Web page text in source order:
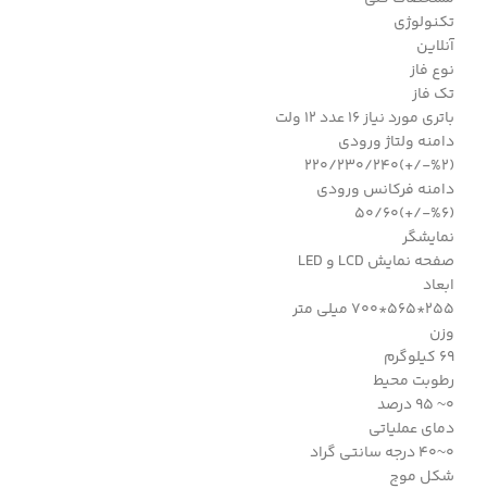
تکنولوژی
آنلاین
نوع فاز
تک فاز
باتری مورد نیاز 16 عدد 12 ولت
دامنه ولتاژ ورودی
(%2-/+)220/230/240
دامنه فرکانس ورودی
(%6-/+)50/60
نمایشگر
صفحه نمایش LCD و LED
ابعاد
255*565*700 میلی متر
وزن
69 کیلوگرم
رطوبت محیط
0~ 95 درصد
دمای عملیاتی
0~40 درجه سانتی گراد
شکل موج